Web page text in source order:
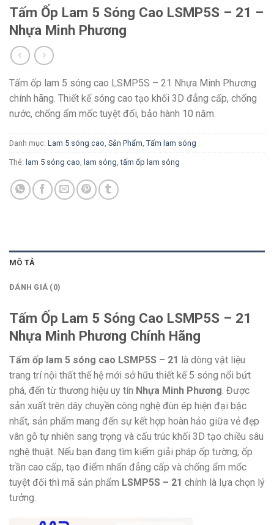
Tấm Ốp Lam 5 Sóng Cao LSMP5S – 21 –
Nhựa Minh Phương
Tấm ốp lam 5 sóng cao LSMP5S – 21 Nhựa Minh Phương
chính hãng. Thiết kế sóng cao tạo khối 3D đẳng cấp, chống
nước, chống ẩm mốc tuyệt đối, bảo hành 10 năm.
Danh mục: Lam 5 sóng cao, Sản Phẩm, Tấm lam sóng
Thẻ: lam 5 sóng cao, lam sóng,tấm ốp lam sóng
MÔ TẢ
ĐÁNH GIÁ (0)
Tấm Ốp Lam 5 Sóng Cao LSMP5S – 21
Nhựa Minh Phương Chính Hãng
Tấm ốp lam 5 sóng cao LSMP5S – 21 là dòng vật liệu
trang trí nội thất thế hệ mới sở hữu thiết kế 5 sóng nổi bứt
phá, đến từ thương hiệu uy tín Nhựa Minh Phương . Được
sản xuất trên dây chuyền công nghệ đùn ép hiện đại bậc
nhất, sản phẩm mang đến sự kết hợp hoàn hảo giữa vẻ đẹp
vân gỗ tự nhiên sang trọng và cấu trúc khối 3D tạo chiều sâu
nghệ thuật. Nếu bạn đang tìm kiếm giải pháp ốp tường, ốp
trần cao cấp, tạo điểm nhấn đẳng cấp và chống ẩm mốc
tuyệt đối thì mã sản phẩm LSMP5S – 21 chính là lựa chọn lý
tưởng.